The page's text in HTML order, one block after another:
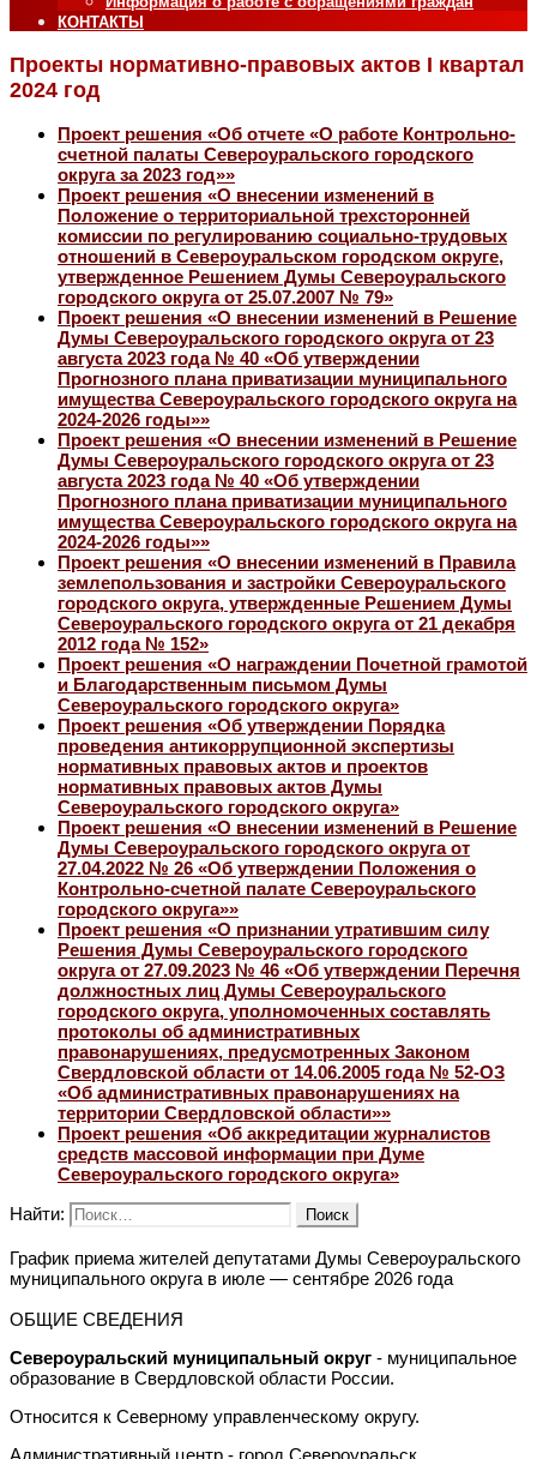
КОНТАКТЫ
Проекты нормативно-правовых актов I квартал
2024 год
Проект решения «Об отчете «О работе Контрольно-
счетной палаты Североуральского городского
округа за 2023 год»»
Проект решения «О внесении изменений в
Положение о территориальной трехсторонней
комиссии по регулированию социально-трудовых
отношений в Североуральском городском округе,
утвержденное Решением Думы Североуральского
городского округа от 25.07.2007 № 79»
Проект решения «О внесении изменений в Решение
Думы Североуральского городского округа от 23
августа 2023 года № 40 «Об утверждении
Прогнозного плана приватизации муниципального
имущества Североуральского городского округа на
2024-2026 годы»»
Проект решения «О внесении изменений в Решение
Думы Североуральского городского округа от 23
августа 2023 года № 40 «Об утверждении
Прогнозного плана приватизации муниципального
имущества Североуральского городского округа на
2024-2026 годы»»
Проект решения «О внесении изменений в Правила
землепользования и застройки Североуральского
городского округа, утвержденные Решением Думы
Североуральского городского округа от 21 декабря
2012 года № 152»
Проект решения «О награждении Почетной грамотой
и Благодарственным письмом Думы
Североуральского городского округа»
Проект решения «Об утверждении Порядка
проведения антикоррупционной экспертизы
нормативных правовых актов и проектов
нормативных правовых актов Думы
Североуральского городского округа»
Проект решения «О внесении изменений в Решение
Думы Североуральского городского округа от
27.04.2022 № 26 «Об утверждении Положения о
Контрольно-счетной палате Североуральского
городского округа»»
Проект решения «О признании утратившим силу
Решения Думы Североуральского городского
округа от 27.09.2023 № 46 «Об утверждении Перечня
должностных лиц Думы Североуральского
городского округа, уполномоченных составлять
протоколы об административных
правонарушениях, предусмотренных Законом
Свердловской области от 14.06.2005 года № 52-ОЗ
«Об административных правонарушениях на
территории Свердловской области»»
Проект решения «Об аккредитации журналистов
средств массовой информации при Думе
Североуральского городского округа»
Найти:
График приема жителей депутатами Думы Североуральского
муниципального округа в июле — сентябре 2026 года
ОБЩИЕ СВЕДЕНИЯ
Североуральский муниципальный округ - муниципальное
образование в Свердловской области России.
Относится к Северному управленческому округу.